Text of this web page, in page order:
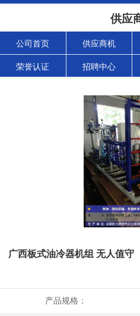
供应
公司首页 供应商机
荣誉认证 招聘中心
广西板式油冷器机组 无人值守
产品规格：